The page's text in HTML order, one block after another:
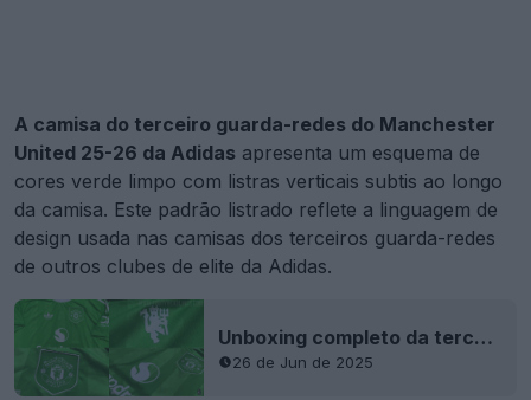
A camisa do terceiro guarda-redes do Manchester
United 25-26 da Adidas apresenta um esquema de
cores verde limpo com listras verticais subtis ao longo
da camisa. Este padrão listrado reflete a linguagem de
design usada nas camisas dos terceiros guarda-redes
de outros clubes de elite da Adidas.
Unboxing completo da terceira camisa de guarda-redes do Manchester United 25-26
26 de Jun de 2025